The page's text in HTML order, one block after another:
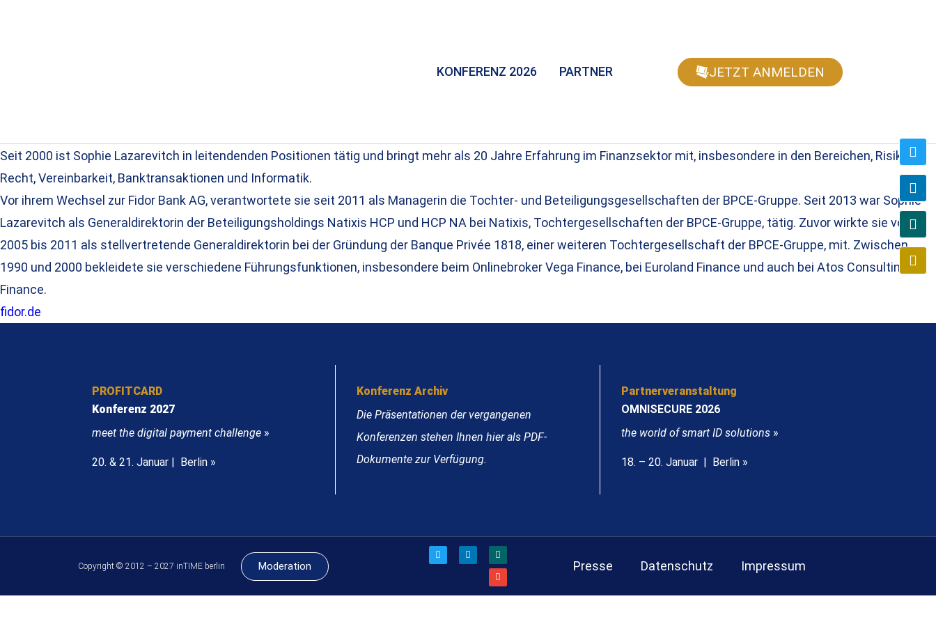
KONFERENZ 2026 PARTNER JETZT ANMELDEN
Seit 2000 ist Sophie Lazarevitch in leitendenden Positionen tätig und bringt mehr als 20 Jahre Erfahrung im Finanzsektor mit, insbesondere in den Bereichen, Risiko,
Recht, Vereinbarkeit, Banktransaktionen und Informatik.
Vor ihrem Wechsel zur Fidor Bank AG, verantwortete sie seit 2011 als Managerin die Tochter- und Beteiligungsgesellschaften der BPCE-Gruppe. Seit 2013 war Sophie
Lazarevitch als Generaldirektorin der Beteiligungsholdings Natixis HCP und HCP NA bei Natixis, Tochtergesellschaften der BPCE-Gruppe, tätig. Zuvor wirkte sie von
2005 bis 2011 als stellvertretende Generaldirektorin bei der Gründung der Banque Privée 1818, einer weiteren Tochtergesellschaft der BPCE-Gruppe, mit. Zwischen
1990 und 2000 bekleidete sie verschiedene Führungsfunktionen, insbesondere beim Onlinebroker Vega Finance, bei Euroland Finance und auch bei Atos Consulting
Finance.
fidor.de
PROFITCARD
Konferenz 2027
meet the digital payment challenge »
20. & 21. Januar | Berlin »
Konferenz Archiv
Die Präsentationen der vergangenen
Konferenzen stehen Ihnen hier als PDF-
Dokumente zur Verfügung.
Partnerveranstaltung
OMNISECURE 2026
the world of smart ID solutions»
18. – 20. Januar | Berlin »
Copyright © 2012 – 2027 inTIME berlin Moderation Presse Datenschutz Impressum